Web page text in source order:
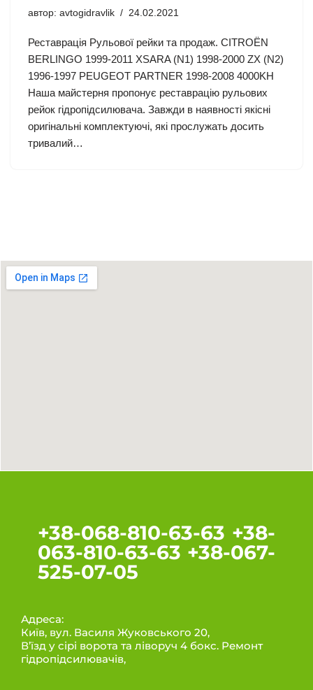
автор: avtogidravlik 24.02.2021
Реставрація Рульової рейки та продаж. CITROËN
BERLINGO 1999-2011 XSARA (N1) 1998-2000 ZX (N2)
1996-1997 PEUGEOT PARTNER 1998-2008 4000KH
Наша майстерня пропонує реставрацію рульових
рейок гідропідсилювача. Завжди в наявності якісні
оригінальні комплектуючі, які прослужать досить
тривалий…
+38-068-810-63-63 +38-
063-810-63-63 +38-067-
525-07-05
Адреса:
Київ, вул. Василя Жуковського 20,
В’їзд у сірі ворота та ліворуч 4 бокс. Ремонт
гідропідсилювачів,